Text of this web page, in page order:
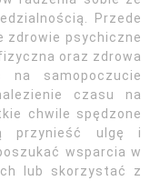
Przede
zdrowie psychiczne
oraz zdrowa
na samopoczucie
czasu na
chwile spędzone
przynieść ulgę i
wsparcia w
lub skorzystać z